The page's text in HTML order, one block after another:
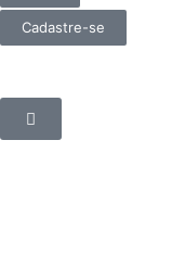
Cadastre-se